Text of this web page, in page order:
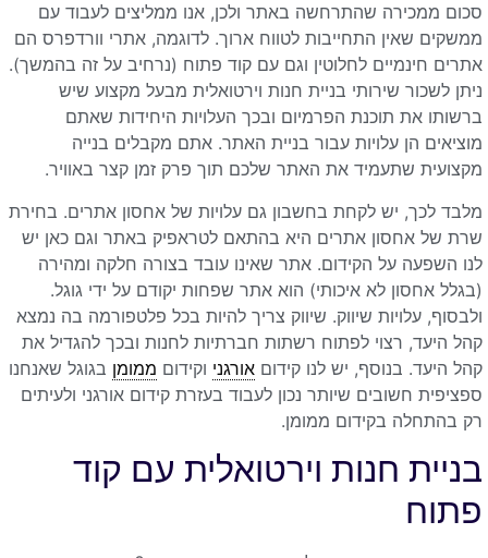
סכום ממכירה שהתרחשה באתר ולכן, אנו ממליצים לעבוד עם
ממשקים שאין התחייבות לטווח ארוך. לדוגמה, אתרי וורדפרס הם
אתרים חינמיים לחלוטין וגם עם קוד פתוח (נרחיב על זה בהמשך).
ניתן לשכור שירותי בניית חנות וירטואלית מבעל מקצוע שיש
ברשותו את תוכנת הפרמיום ובכך העלויות היחידות שאתם
מוציאים הן עלויות עבור בניית האתר. אתם מקבלים בנייה
מקצועית שתעמיד את האתר שלכם תוך פרק זמן קצר באוויר.
מלבד לכך, יש לקחת בחשבון גם עלויות של אחסון אתרים. בחירת
שרת של אחסון אתרים היא בהתאם לטראפיק באתר וגם כאן יש
לנו השפעה על הקידום. אתר שאינו עובד בצורה חלקה ומהירה
(בגלל אחסון לא איכותי) הוא אתר שפחות יקודם על ידי גוגל.
ולבסוף, עלויות שיווק. שיווק צריך להיות בכל פלטפורמה בה נמצא
קהל היעד, רצוי לפתוח רשתות חברתיות לחנות ובכך להגדיל את
קהל היעד. בנוסף, יש לנו קידום אורגני וקידום ממומן בגוגל שאנחנו
ספציפית חשובים שיותר נכון לעבוד בעזרת קידום אורגני ולעיתים
רק בהתחלה בקידום ממומן.
בניית חנות וירטואלית עם קוד
פתוח